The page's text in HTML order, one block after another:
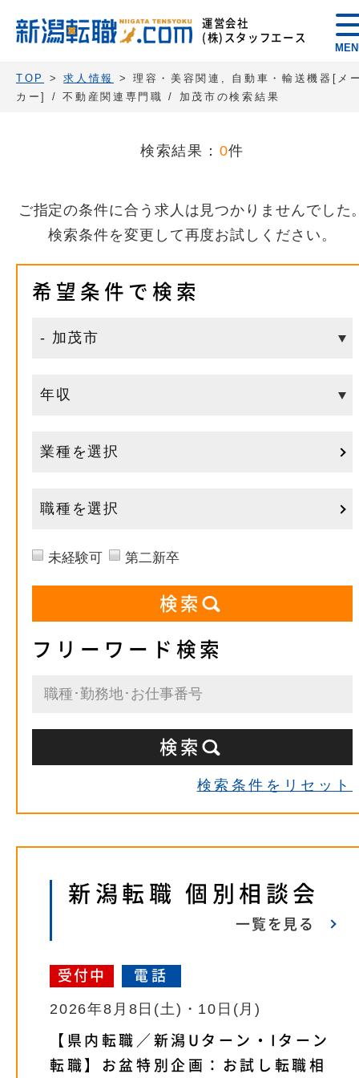
運営会社
(株)スタッフエース
TOP >求人情報
> 理容・美容関連, 自動車・輸送機器[メ
カー] / 不動産関連専門職 / 加茂市の検索結果
検索結果： 0件
ご指定の条件に合う求人は見つかりませんでした
検索条件を変更して再度お試しください。
希望条件で検索
業種を選択
職種を選択
未経験可 第二新卒
フリーワード検索
検索条件をリセット
新潟転職 個別相談会
一覧を見る
受付中 電話
2026年8月8日(土)・10日(月)
【県内転職／新潟Uターン・Iターン
転職】お盆特別企画：お試し転職相